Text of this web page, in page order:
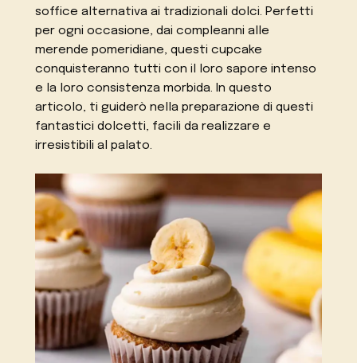
soffice alternativa ai tradizionali dolci. Perfetti
per ogni occasione, dai compleanni alle
merende pomeridiane, questi cupcake
conquisteranno tutti con il loro sapore intenso
e la loro consistenza morbida. In questo
articolo, ti guiderò nella preparazione di questi
fantastici dolcetti, facili da realizzare e
irresistibili al palato.